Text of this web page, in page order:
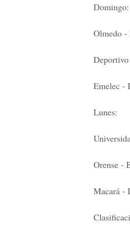
Domingo:
Olmedo
Emelec -
Lunes:
Orense -
Macará -